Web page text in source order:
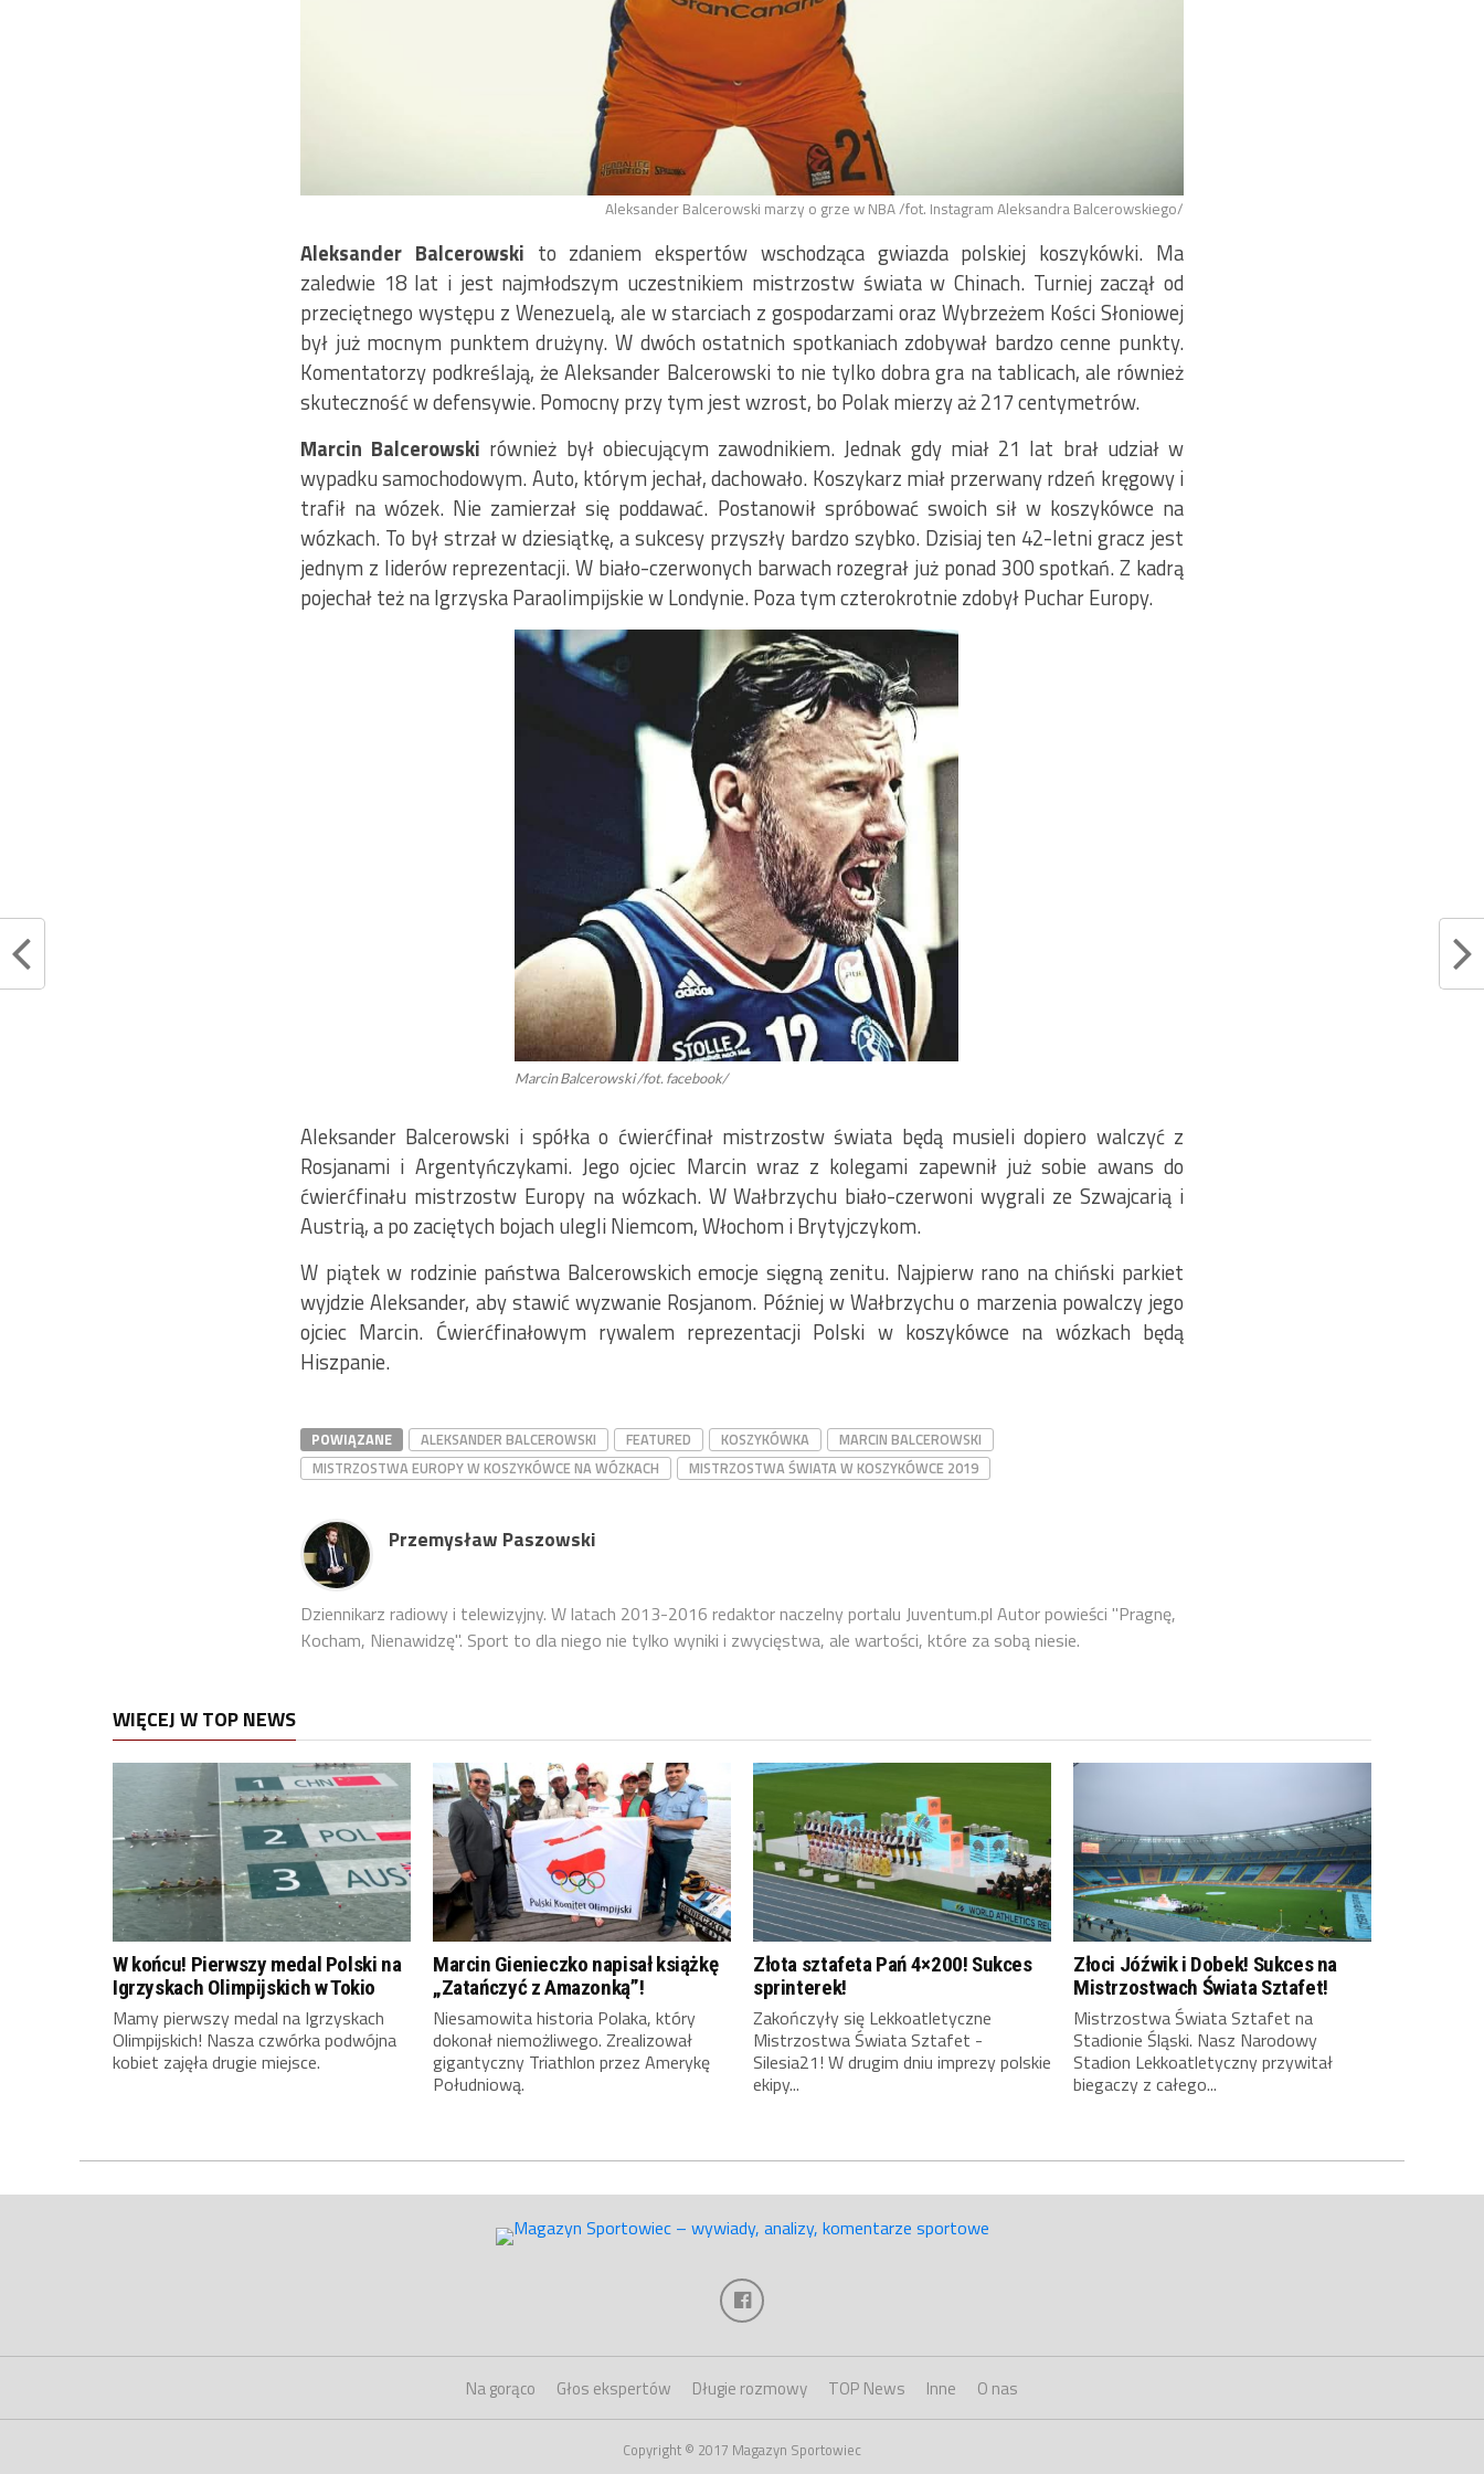
Aleksander Balcerowski marzy o grze w NBA /fot. Instagram Aleksandra Balcerowskiego/
Aleksander Balcerowski to zdaniem ekspertów wschodząca gwiazda polskiej koszykówki. Ma
zaledwie 18 lat i jest najmłodszym uczestnikiem mistrzostw świata w Chinach. Turniej zaczął od
przeciętnego występu z Wenezuelą, ale w starciach z gospodarzami oraz Wybrzeżem Kości Słoniowej
był już mocnym punktem drużyny. W dwóch ostatnich spotkaniach zdobywał bardzo cenne punkty.
Komentatorzy podkreślają, że Aleksander Balcerowski to nie tylko dobra gra na tablicach, ale również
skuteczność w defensywie. Pomocny przy tym jest wzrost, bo Polak mierzy aż 217 centymetrów.
Marcin Balcerowski również był obiecującym zawodnikiem. Jednak gdy miał 21 lat brał udział w
wypadku samochodowym. Auto, którym jechał, dachowało. Koszykarz miał przerwany rdzeń kręgowy i
trafił na wózek. Nie zamierzał się poddawać. Postanowił spróbować swoich sił w koszykówce na
wózkach. To był strzał w dziesiątkę, a sukcesy przyszły bardzo szybko. Dzisiaj ten 42-letni gracz jest
jednym z liderów reprezentacji. W biało-czerwonych barwach rozegrał już ponad 300 spotkań. Z kadrą
pojechał też na Igrzyska Paraolimpijskie w Londynie. Poza tym czterokrotnie zdobył Puchar Europy.
Marcin Balcerowski /fot. facebook/
Aleksander Balcerowski i spółka o ćwierćfinał mistrzostw świata będą musieli dopiero walczyć z
Rosjanami i Argentyńczykami. Jego ojciec Marcin wraz z kolegami zapewnił już sobie awans do
ćwierćfinału mistrzostw Europy na wózkach. W Wałbrzychu biało-czerwoni wygrali ze Szwajcarią i
Austrią, a po zaciętych bojach ulegli Niemcom, Włochom i Brytyjczykom.
W piątek w rodzinie państwa Balcerowskich emocje sięgną zenitu. Najpierw rano na chiński parkiet
wyjdzie Aleksander, aby stawić wyzwanie Rosjanom. Później w Wałbrzychu o marzenia powalczy jego
ojciec Marcin. Ćwierćfinałowym rywalem reprezentacji Polski w koszykówce na wózkach będą
Hiszpanie.
POWIĄZANE ALEKSANDER BALCEROWSKI FEATURED KOSZYKÓWKA
MARCIN BALCEROWSKI
MISTRZOSTWA EUROPY W KOSZYKÓWCE NA WÓZKACH
MISTRZOSTWA ŚWIATA W KOSZYKÓWCE 2019
Przemysław Paszowski
Dziennikarz radiowy i telewizyjny. W latach 2013-2016 redaktor naczelny portalu Juventum.pl Autor powieści "Pragnę,
Kocham, Nienawidzę". Sport to dla niego nie tylko wyniki i zwycięstwa, ale wartości, które za sobą niesie.
WIĘCEJ W TOP NEWS
W końcu! Pierwszy medal Polski na
Igrzyskach Olimpijskich w Tokio
Mamy pierwszy medal na Igrzyskach
Olimpijskich! Nasza czwórka podwójna
kobiet zajęła drugie miejsce.
Marcin Gienieczko napisał książkę
„Zatańczyć z Amazonką”!
Niesamowita historia Polaka, który
dokonał niemożliwego. Zrealizował
gigantyczny Triathlon przez Amerykę
Południową.
Złota sztafeta Pań 4×200! Sukces
sprinterek!
Zakończyły się Lekkoatletyczne
Mistrzostwa Świata Sztafet -
Silesia21! W drugim dniu imprezy polskie
ekipy...
Złoci Jóźwik i Dobek! Sukces na
Mistrzostwach Świata Sztafet!
Mistrzostwa Świata Sztafet na
Stadionie Śląski. Nasz Narodowy
Stadion Lekkoatletyczny przywitał
biegaczy z całego...
Na gorąco Głos ekspertów Długie rozmowy TOP News Inne O nas
Copyright © 2017 Magazyn Sportowiec